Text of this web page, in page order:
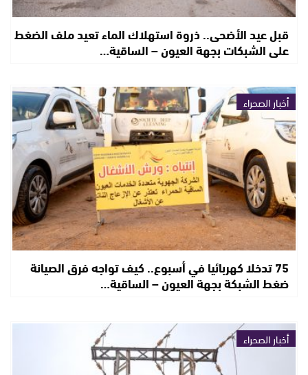
قبل عيد الأضحى.. ذروة استهلاك الماء تعيد ملف الضغط
على الشبكات بجهة العيون – الساقية…
أخبار الصحراء
75 تدخلا كهربائيا في أسبوع.. كيف تواجه فرق الصيانة
ضغط الشبكة بجهة العيون – الساقية…
أخبار الصحراء